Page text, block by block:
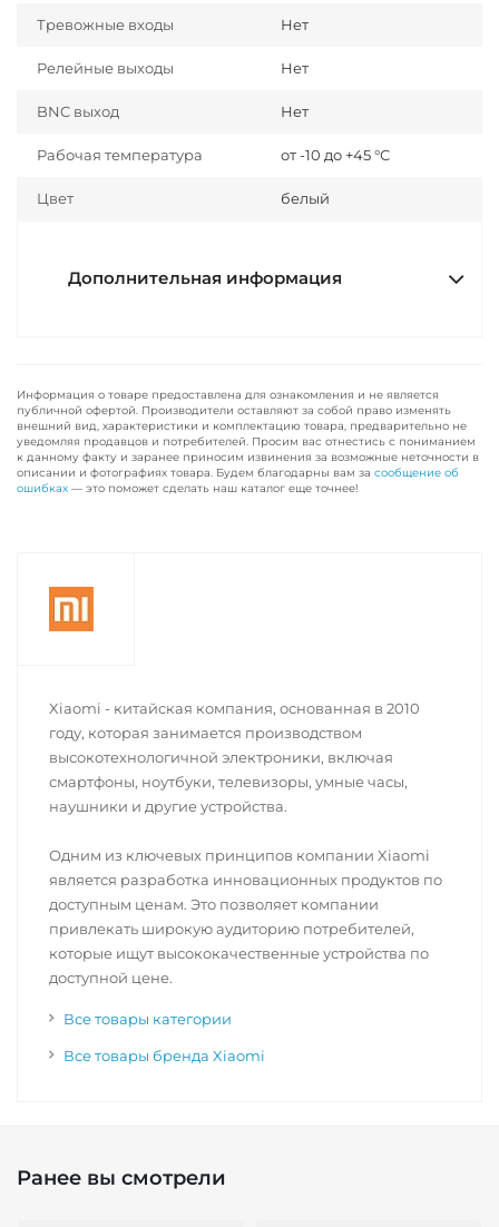
Тревожные входы Нет
Релейные выходы Нет
BNC выход Нет
Рабочая температура от -10 до +45 °С
Цвет белый
Дополнительная информация
Информация о товаре предоставлена для ознакомления и не является
публичной офертой. Производители оставляют за собой право изменять
внешний вид, характеристики и комплектацию товара, предварительно не
уведомляя продавцов и потребителей. Просим вас отнестись с пониманием
к данному факту и заранее приносим извинения за возможные неточности в
описании и фотографиях товара. Будем благодарны вам за сообщение об
ошибках — это поможет сделать наш каталог еще точнее!
Xiaomi - китайская компания, основанная в 2010
году, которая занимается производством
высокотехнологичной электроники, включая
смартфоны, ноутбуки, телевизоры, умные часы,
наушники и другие устройства.
Одним из ключевых принципов компании Xiaomi
является разработка инновационных продуктов по
доступным ценам. Это позволяет компании
привлекать широкую аудиторию потребителей,
которые ищут высококачественные устройства по
доступной цене.
Все товары категории
Все товары бренда Xiaomi
Ранее вы смотрели